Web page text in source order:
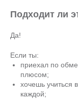
Подходит ли
Да!
Если ты:
приехал по
плюсом;
хочешь учиться
каждой;